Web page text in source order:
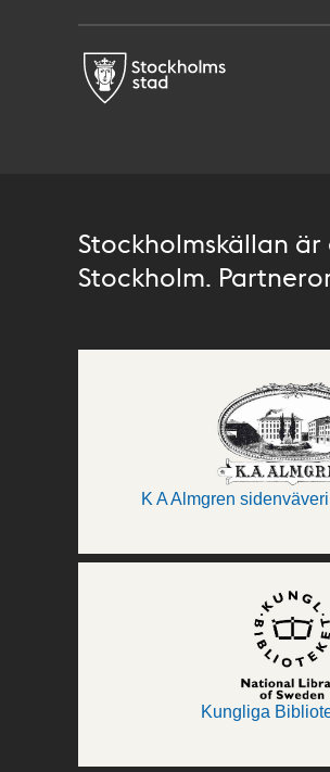
Stockholmskällan
Stockholm.
K A Almgren
Kungliga